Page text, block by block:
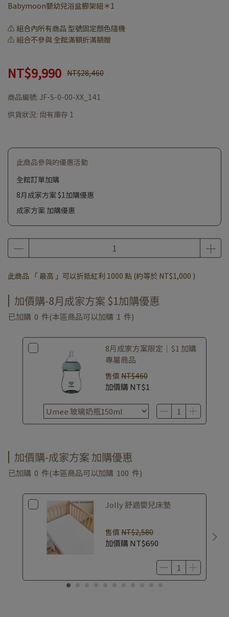
Babymoon嬰幼兒浴盆腳架組＊1
⚠️ 組合內所有商品 型號固定顏色隨機
⚠️ 組合不參與 全館滿額折滿額贈
NT$9,990 NT$28,460
商品編號: JF-S-0-00-XX_141
供貨狀況: 尚有庫存 1
此商品參與的優惠活動
全館訂單加購
8月成家方案 $1加購優惠
成家方案 加購優惠
此商品 「 最高 」可以折抵紅利 1000 點 (約等於 NT$1,000 )
加價購-8月成家方案 $1加購優惠
已加購 0 件(本區商品可以加購 1 件)
8月成家方案限定｜$1 加購
專屬商品
售價 NT$460
加價購NT$1
加價購-成家方案 加購優惠
已加購 0 件(本區商品可以加購 100 件)
Jolly 舒適嬰兒床墊
售價 NT$2,580
加價購NT$690